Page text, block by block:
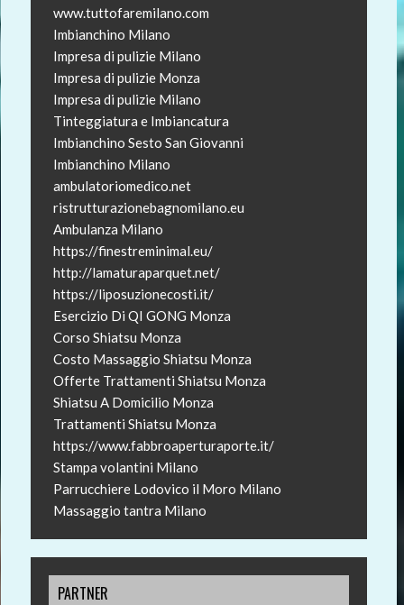
www.tuttofaremilano.com
Imbianchino Milano
Impresa di pulizie Milano
Impresa di pulizie Monza
Impresa di pulizie Milano
Tinteggiatura e Imbiancatura
Imbianchino Sesto San Giovanni
Imbianchino Milano
ambulatoriomedico.net
ristrutturazionebagnomilano.eu
Ambulanza Milano
https://finestreminimal.eu/
http://lamaturaparquet.net/
https://liposuzionecosti.it/
Esercizio Di QI GONG Monza
Corso Shiatsu Monza
Costo Massaggio Shiatsu Monza
Offerte Trattamenti Shiatsu Monza
Shiatsu A Domicilio Monza
Trattamenti Shiatsu Monza
https://www.fabbroaperturaporte.it/
Stampa volantini Milano
Parrucchiere Lodovico il Moro Milano
Massaggio tantra Milano
PARTNER